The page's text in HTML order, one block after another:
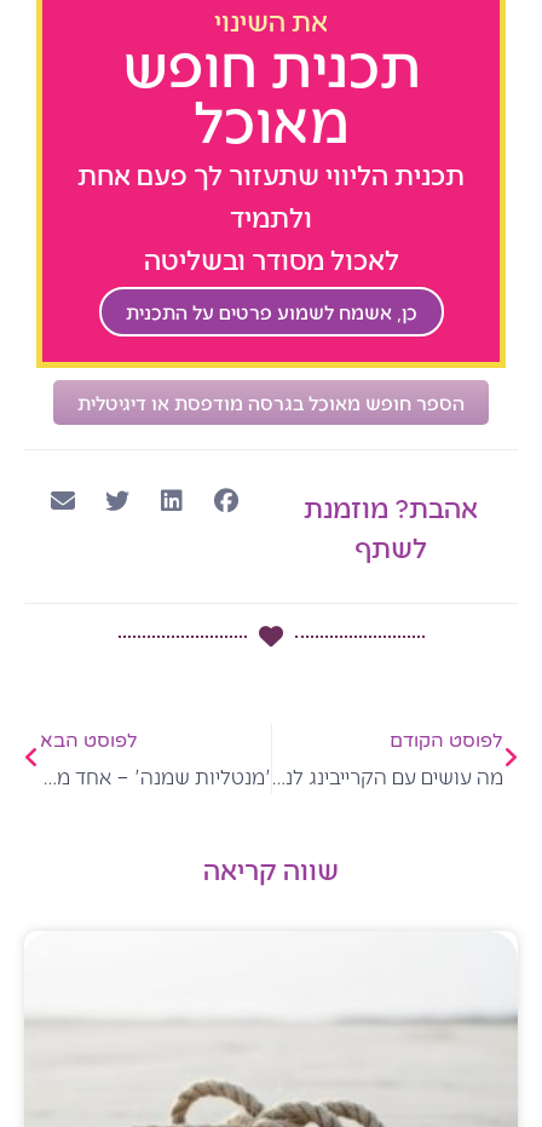
את השינוי
תכנית חופש
מאוכל
תכנית הליווי שתעזור לך פעם אחת
ולתמיד
לאכול מסודר ובשליטה
כן, אשמח לשמוע פרטים על התכנית
הספר חופש מאוכל בגרסה מודפסת או דיגיטלית
אהבת? מוזמנת
לשתף
לפוסט הקודם
מה עושים עם הקרייבינג לנשנושים שמתקיף אותנו בשעות הערב והלילה?
לפוסט הבא
'מנטליות שמנה' – אחד מגורמי ההשמנה השכיחים ביותר שלא מספיק מדברים עליהם
שווה קריאה